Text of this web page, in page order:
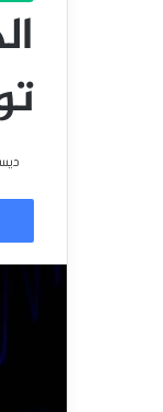
ديسمبر